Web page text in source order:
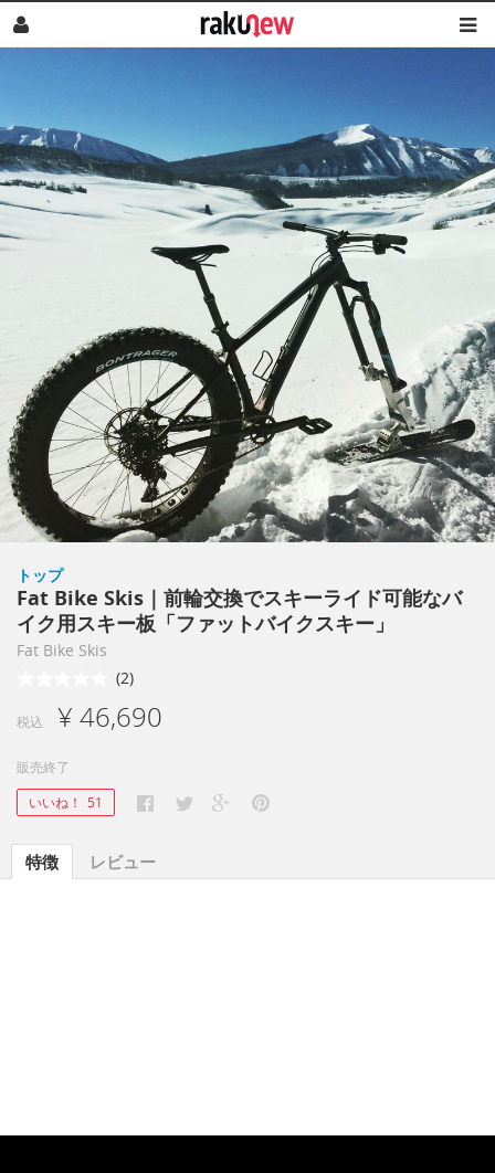
トップ
Fat Bike Skis｜前輪交換でスキーライド可能なバ
イク用スキー板「ファットバイクスキー」
Fat Bike Skis
(2)
税込 ¥ 46,690
販売終了
いいね！ 51
特徴 レビュー